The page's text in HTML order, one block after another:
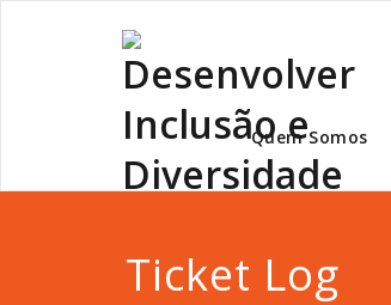
Quem Somos
Ticket Log